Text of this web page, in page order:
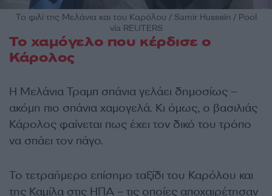
Το φιλί της Μελάνια και του Καρόλου / Samir Hussein / Pool
via REUTERS
Το χαμόγελο που κέρδισε ο
Κάρολος
Η Μελάνια Τραμπ σπάνια γελάει δημοσίως –
ακόμη πιο σπάνια χαμογελά. Κι όμως, ο βασιλιάς
Κάρολος φαίνεται πως έχει τον δικό του τρόπο
να σπάει τον πάγο.
Το τετραήμερο επίσημο ταξίδι του Καρόλου και
της Καμίλα στις ΗΠΑ – τις οποίες αποχαιρέτησαν